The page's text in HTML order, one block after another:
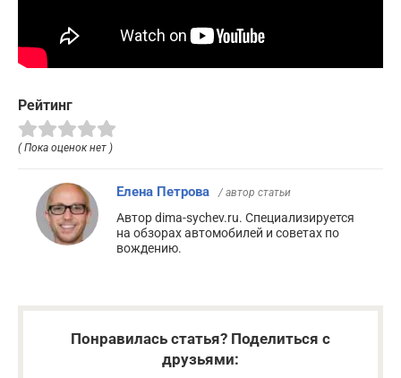
Рейтинг
( Пока оценок нет )
Елена Петрова / автор статьи
Автор dima-sychev.ru. Специализируется
на обзорах автомобилей и советах по
вождению.
Понравилась статья? Поделиться с
друзьями: